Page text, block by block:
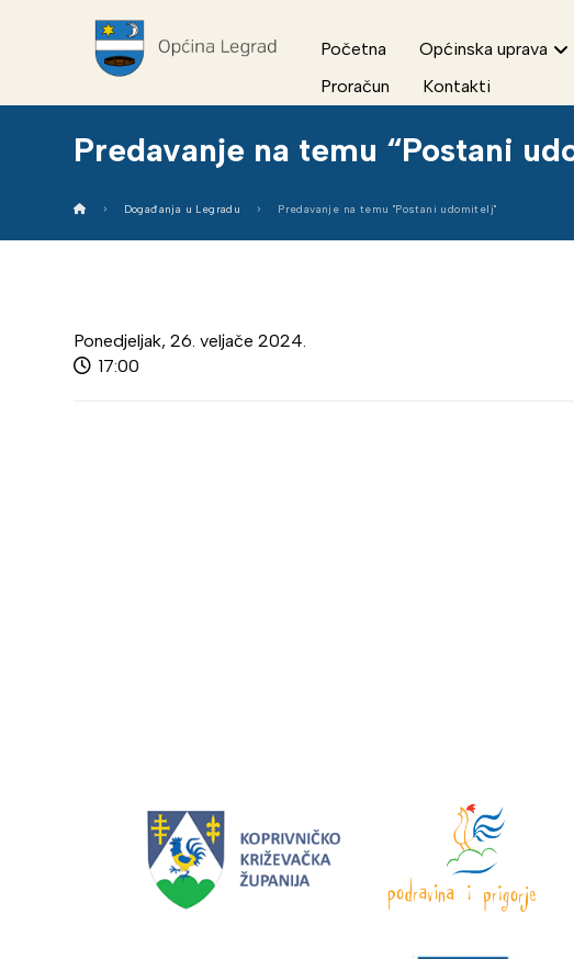
Početna Općinska uprava
Proračun
Kontakti
Predavanje na temu “Postani
Događanja u Legradu Predavanje na temu "Postani udomitelj"
Ponedjeljak, 26. veljače 2024.
17:00